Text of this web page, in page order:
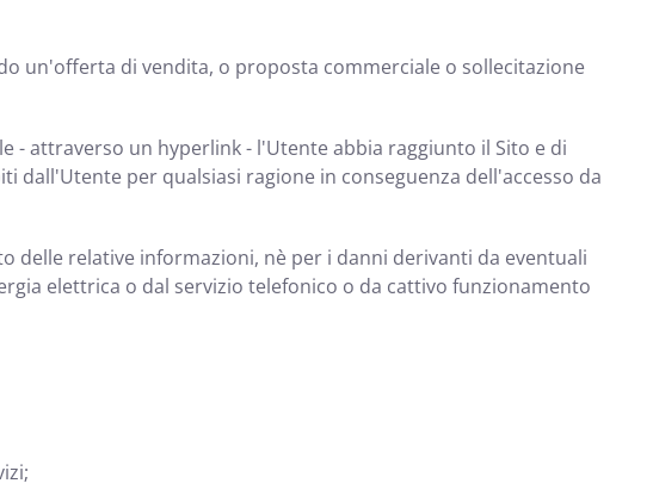
un'offerta di vendita, o proposta commerciale o sollecitazione
attraverso un hyperlink - l'Utente abbia raggiunto il Sito e di
dall'Utente per qualsiasi ragione in conseguenza dell'accesso da
delle relative informazioni, nè per i danni derivanti da eventuali
elettrica o dal servizio telefonico o da cattivo funzionamento